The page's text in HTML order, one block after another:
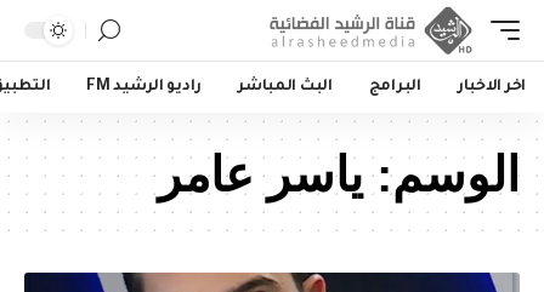
اخر الاخبار البرامج البث المباشر راديو الرشيد FM
الوسم:ياسر عامر